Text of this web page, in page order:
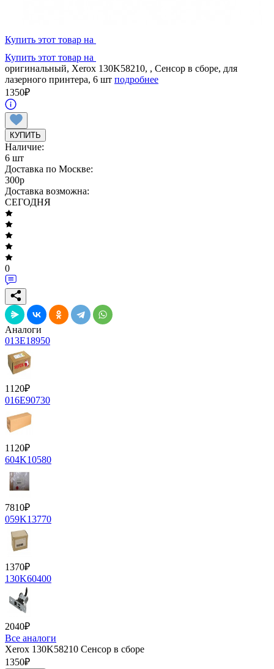
Купить этот товар на
Купить этот товар на
оригинальный, Xerox 130K58210, , Сенсор в сборе, для
лазерного принтера, 6 шт подробнее
1350₽
КУПИТЬ
Наличие:
6 шт
Доставка по Москве:
300p
Доставка возможна:
СЕГОДНЯ
0
Аналоги
013E18950
1120₽
016E90730
1120₽
604K10580
7810₽
059K13770
1370₽
130K60400
2040₽
Все аналоги
Xerox 130K58210 Сенсор в сборе
1350₽